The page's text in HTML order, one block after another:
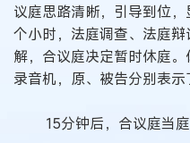
议庭思路清晰，引导到位
个小时，法庭调查、法庭
解，合议庭决定暂时休庭
录音机，原、被告分别表示
15分钟后，合议庭当庭